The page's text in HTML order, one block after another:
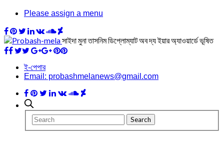
Please assign a menu
সাইদা মুনা তাসনিম ডিপ্লোম্যাট অব দ্য ইয়ার অ্যাওয়ার্ডে ভূষিত
ই-পেপার
Email: probashmelanews@gmail.com